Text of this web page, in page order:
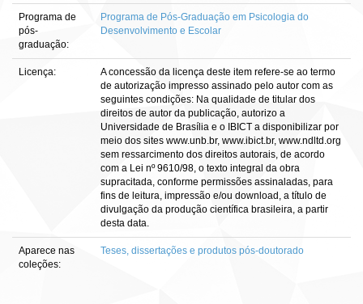
Programa de
pós-
graduação:
Programa de Pós-Graduação em Psicologia do
Desenvolvimento e Escolar
Licença:
A concessão da licença deste item refere-se ao termo
de autorização impresso assinado pelo autor com as
seguintes condições: Na qualidade de titular dos
direitos de autor da publicação, autorizo a
Universidade de Brasília e o IBICT a disponibilizar por
meio dos sites www.unb.br, www.ibict.br, www.ndltd.org
sem ressarcimento dos direitos autorais, de acordo
com a Lei nº 9610/98, o texto integral da obra
supracitada, conforme permissões assinaladas, para
fins de leitura, impressão e/ou download, a título de
divulgação da produção científica brasileira, a partir
desta data.
Aparece nas
coleções:
Teses, dissertações e produtos pós-doutorado